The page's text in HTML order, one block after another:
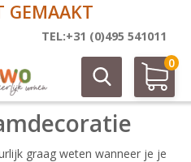
GEMAAKT
TEL:+31 (0)495 541011
0
graag weten wanneer je je